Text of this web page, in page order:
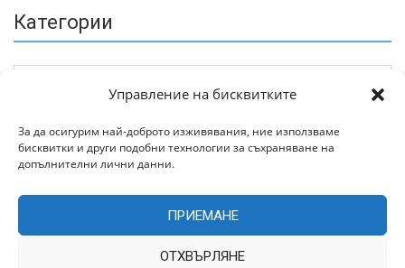
Управление на бисквитките
За да осигурим най-доброто изживявания, ние използваме
бисквитки и други подобни технологии за съхраняване на
допълнителни лични данни.
ПРИЕМАНЕ
ОТХВЪРЛЯНЕ
Категории
Архив